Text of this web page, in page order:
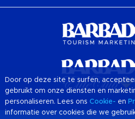
Door op deze site te surfen,
gebruikt om onze diensten en
personaliseren. Lees ons Cookie- en
informatie over cookies die we